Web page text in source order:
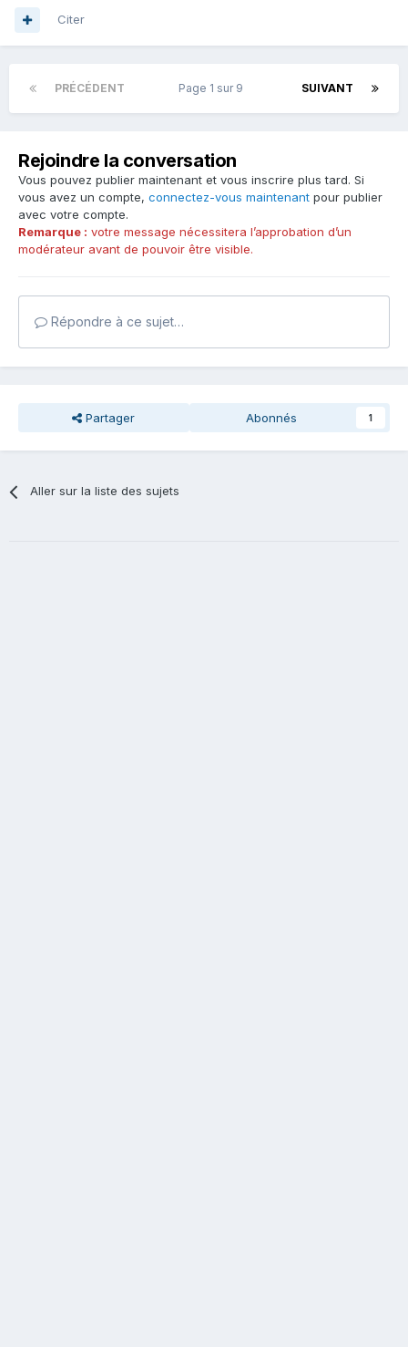
Citer
PRÉCÉDENT SUIVANT
Page 1 sur 9
Rejoindre la conversation
Vous pouvez publier maintenant et vous inscrire plus tard. Si
vous avez un compte, connectez-vous maintenant pour publier
avec votre compte.
Remarque : votre message nécessitera l’approbation d’un
modérateur avant de pouvoir être visible.
Répondre à ce sujet…
Partager Abonnés 1
Aller sur la liste des sujets